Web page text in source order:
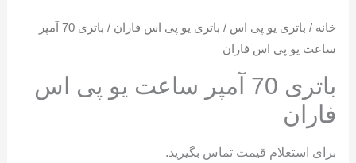
خانه / باتری یو پی اس / باتری یو پی اس فاران
/ باتری 70 آمپر
ساعت یو پی اس فاران
باتری 70 آمپر ساعت یو پی اس
فاران
برای استعلام قیمت تماس بگیرید.